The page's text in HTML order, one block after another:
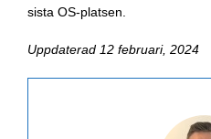
sista OS-platsen.
Uppdaterad 12 februari, 2024